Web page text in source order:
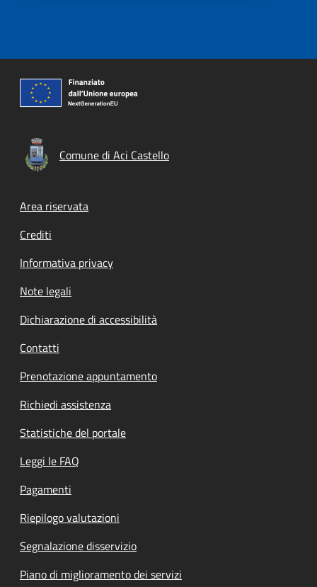
Comune di Aci Castello
Footer menu
Area riservata
Crediti
Informativa privacy
Note legali
Dichiarazione di accessibilità
Contatti
Prenotazione appuntamento
Richiedi assistenza
Statistiche del portale
Leggi le FAQ
Pagamenti
Riepilogo valutazioni
Segnalazione disservizio
Piano di miglioramento dei servizi